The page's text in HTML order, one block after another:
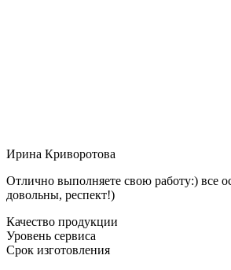
Ирина Криворотова
Отлично выполняете свою работу:) все
довольны, респект!)
Качество продукции
Уровень сервиса
Срок изготовления